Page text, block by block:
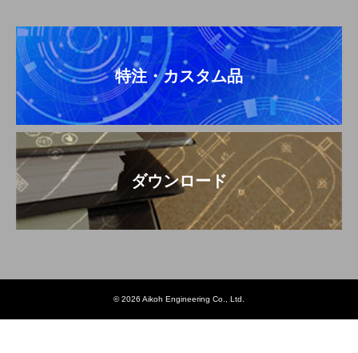
特注・カスタム品
ダウンロード
© 2026 Aikoh Engineering Co., Ltd.